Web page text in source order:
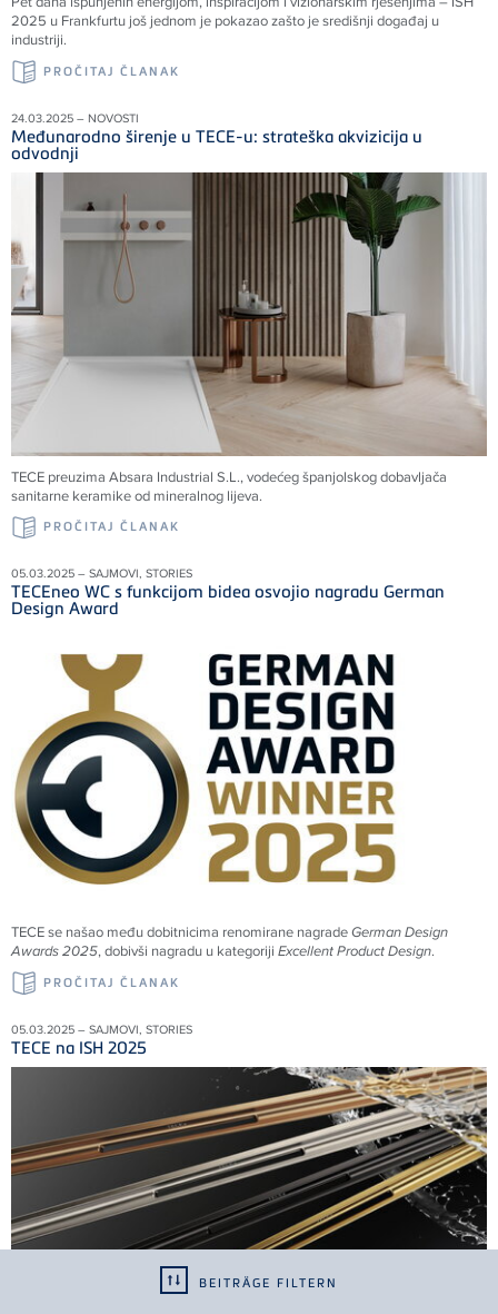
BEITRÄGE FILTERN
2025 u Frankfurtu još jednom je pokazao zašto je središnji događaj u
industriji.
PROČITAJ ČLANAK
24.03.2025 – NOVOSTI
Međunarodno širenje u TECE-u: strateška akvizicija u
odvodnji
TECE preuzima Absara Industrial S.L., vodećeg španjolskog dobavljača
sanitarne keramike od mineralnog lijeva.
PROČITAJ ČLANAK
05.03.2025 – SAJMOVI, STORIES
TECEneo WC s funkcijom bidea osvojio nagradu German
Design Award
TECE se našao među dobitnicima renomirane nagradeGerman Design
Awards 2025, dobivši nagradu u kategoriji Excellent Product Design.
PROČITAJ ČLANAK
05.03.2025 – SAJMOVI, STORIES
TECE na ISH 2025